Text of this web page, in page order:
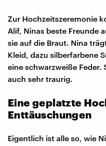
Zur Hochzeitszeremonie
Alif, Ninas beste Freunde
sie auf die Braut. Nina
Kleid, dazu silberfarbene
eine schwarzweiße Feder.
auch sehr traurig.
Eine geplatzte
Enttäuschungen
Eigentlich ist alle so, wie